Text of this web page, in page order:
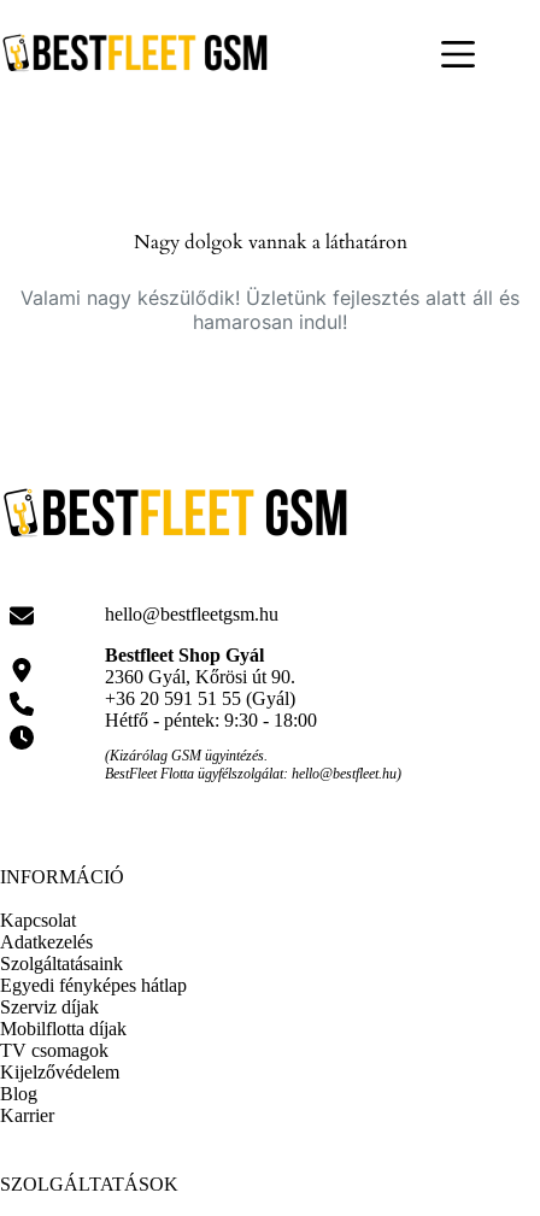
to
content
Nagy dolgok vannak a láthatáron
Valami nagy készülődik! Üzletünk fejlesztés alatt áll és
hamarosan indul!
hello@bestfleetgsm.hu
Bestfleet Shop Gyál
2360 Gyál, Kőrösi út 90.
+36 20 591 51 55 (Gyál)
Hétfő - péntek: 9:30 - 18:00
(Kizárólag GSM ügyintézés.
BestFleet Flotta ügyfélszolgálat: hello@bestfleet.hu)
INFORMÁCIÓ
Kapcsolat
Adatkezelés
Szolgáltatásaink
Egyedi fényképes hátlap
Szerviz díjak
Mobilflotta díjak
TV csomagok
Kijelzővédelem
Blog
Karrier
SZOLGÁLTATÁSOK